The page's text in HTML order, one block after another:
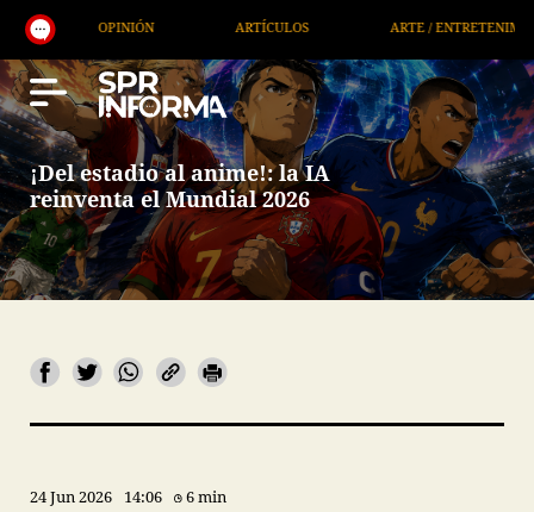
OPINIÓN ARTÍCULOS ARTE / ENTRETENIMIENTO
¡Del estadio al anime!: la IA
reinventa el Mundial 2026
24 Jun 2026 14:06 6 min